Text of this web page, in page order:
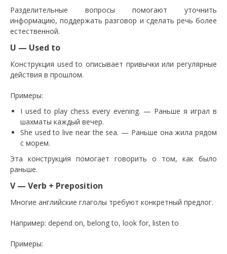
Разделительные вопросы помогают уточнить
информацию, поддержать разговор и сделать речь более
естественной.
U — Used to
Конструкция used to описывает привычки или регулярные
действия в прошлом.
Примеры:
I used to play chess every evening. — Раньше я играл в
шахматы каждый вечер.
She used to live near the sea. — Раньше она жила рядом
с морем.
Эта конструкция помогает говорить о том, как было
раньше.
V — Verb + Preposition
Многие английские глаголы требуют конкретный предлог.
Например: depend on, belong to, look for, listen to
Примеры: